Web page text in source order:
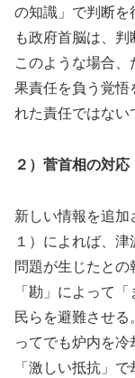
の知識」で判断を
も政府首脳は、判
このような場合
果責任を負う覚悟
れた責任ではない
２）菅首相の対応
新しい情報を追
１）によれば、
問題が生じたと
「勘」によって
民らを避難させ
ってでも炉内を
「激しい抵抗」